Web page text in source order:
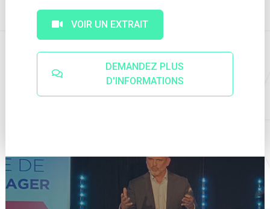
VOIR UN EXTRAIT
DEMANDEZ PLUS
D'INFORMATIONS